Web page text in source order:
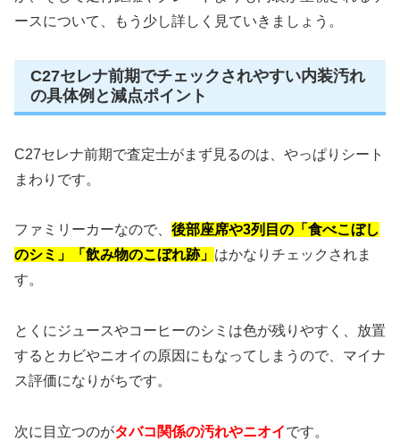
ースについて、もう少し詳しく見ていきましょう。
C27セレナ前期でチェックされやすい内装汚れ
の具体例と減点ポイント
C27セレナ前期で査定士がまず見るのは、やっぱりシート
まわりです。
ファミリーカーなので、 後部座席や3列目の「食べこぼし
のシミ」「飲み物のこぼれ跡」 はかなりチェックされま
す。
とくにジュースやコーヒーのシミは色が残りやすく、放置
するとカビやニオイの原因にもなってしまうので、マイナ
ス評価になりがちです。
次に目立つのがタバコ関係の汚れやニオイです。